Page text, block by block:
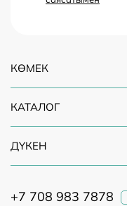
КӨМЕК
КАТАЛОГ
ДҮКЕН
+7 708 983 7878